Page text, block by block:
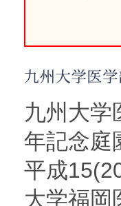
九州大
年記念庭
平成
大学福岡